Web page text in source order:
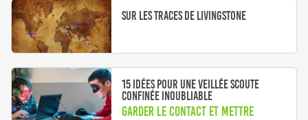
Sur les traces de Livingstone
15 idées pour une veillée scoute
confinée inoubliable
Garder le contact et mettre